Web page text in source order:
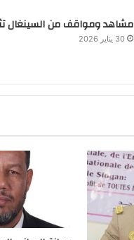
مشاهد ومواقف من السينغال
30 يناير 2026